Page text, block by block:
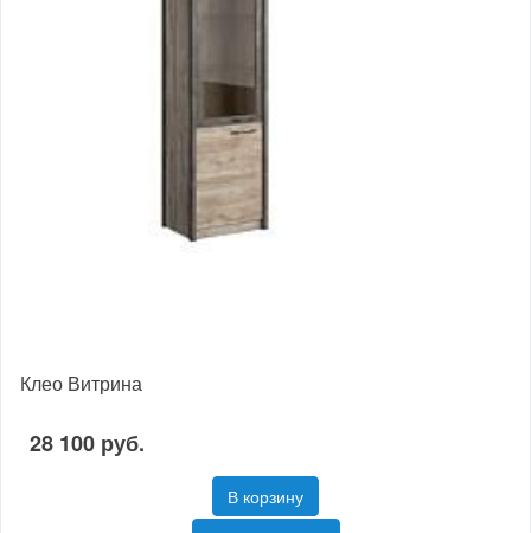
Клео Витрина
28 100 руб.
В корзину